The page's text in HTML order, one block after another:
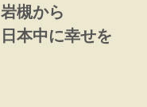
岩槻から
日本中に幸せを